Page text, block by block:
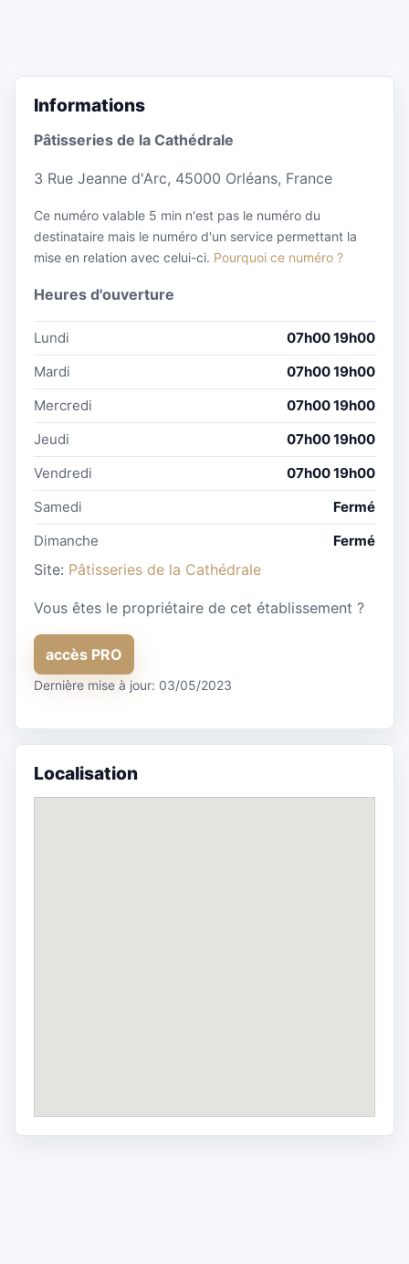
Informations
Pâtisseries de la Cathédrale
3 Rue Jeanne d'Arc, 45000 Orléans, France
Ce numéro valable 5 min n'est pas le numéro du
destinataire mais le numéro d'un service permettant la
mise en relation avec celui-ci. Pourquoi ce numéro ?
Heures d'ouverture
Lundi
07h00 19h00
Mardi
07h00 19h00
Mercredi
07h00 19h00
Jeudi
07h00 19h00
Vendredi
07h00 19h00
Samedi
Fermé
Dimanche
Fermé
Site: Pâtisseries de la Cathédrale
Vous êtes le propriétaire de cet établissement ?
accès PRO
Dernière mise à jour: 03/05/2023
Localisation